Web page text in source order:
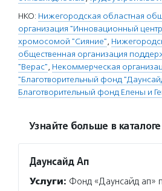
НКО: Нижегородская областная
организация "Инновационный
хромосомой "Сияние",
общественная организация
"Верас", Некоммерческая
"Благотворительный фонд
Благотворительный фонд Елены и
Узнайте больше в
Даунсайд Ап
Услуги: Фонд «Даунсайд ап»